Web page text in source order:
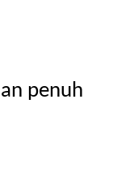
penuh